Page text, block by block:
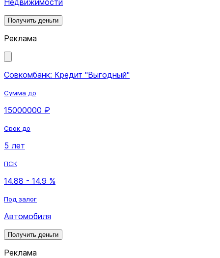
Получить деньги
Реклама
Совкомбанк: Кредит "Выгодный"
Сумма до
15000000 ₽
Срок до
5 лет
ПСК
14.88 - 14.9 %
Под залог
Автомобиля
Получить деньги
Реклама